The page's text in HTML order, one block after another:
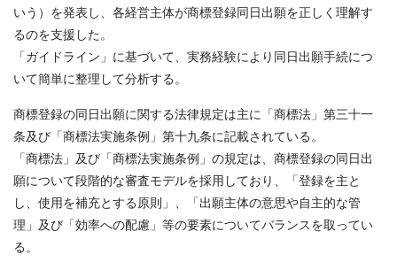
いう）を発表し、各経営主体が商標登録同日出願を正しく理解す
るのを支援した。
「ガイドライン」に基づいて、実務経験により同日出願手続につ
いて簡単に整理して分析する。
商標登録の同日出願に関する法律規定は主に「商標法」第三十一
条及び「商標法実施条例」第十九条に記載されている。
「商標法」及び「商標法実施条例」の規定は、商標登録の同日出
願について段階的な審査モデルを採用しており、「登録を主と
し、使用を補充とする原則」、「出願主体の意思や自主的な管
理」及び「効率への配慮」等の要素についてバランスを取ってい
る。